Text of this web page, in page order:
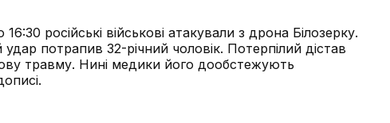
російські військові атакували з дрона Білозерку.
потрапив 32-річний чоловік. Потерпілий дістав
травму. Нині медики його дообстежують